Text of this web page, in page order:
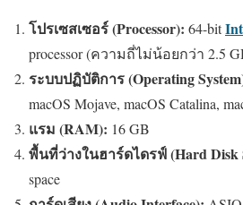
โปรเซสเซอร์ (Processor): 64-bit
processor (ความถี่ไม่น้อยกว่า 2.5
ระบบปฏิบัติการ (Operating
macOS Mojave, macOS Catalina,
แรม (RAM): 16 GB
พื้นที่ว่างในฮาร์ดไดรฟ์ (Hard Disk
space